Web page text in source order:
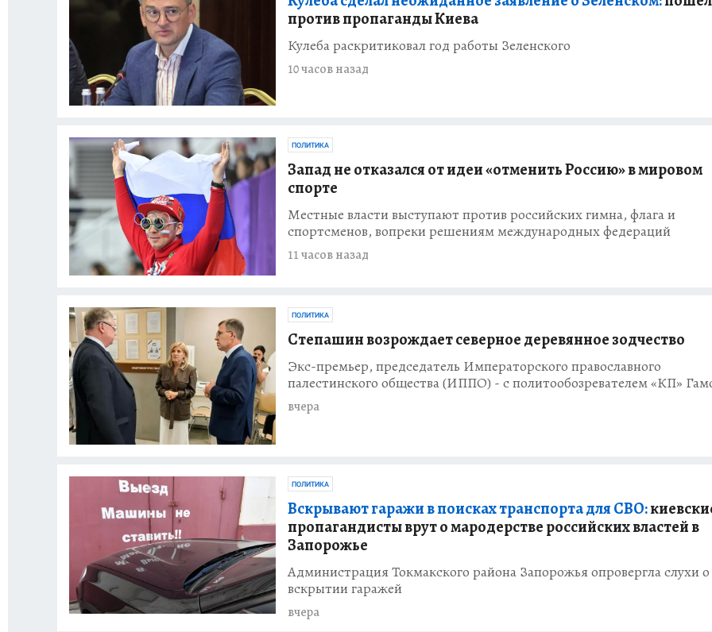
против пропаганды Киева
Кулеба раскритиковал год работы Зеленского
10 часов назад
ПОЛИТИКА
Запад не отказался от идеи «отменить Россию» в мировом
спорте
Местные власти выступают против российских гимна, флага и
спортсменов, вопреки решениям международных федераций
11 часов назад
ПОЛИТИКА
Степашин возрождает северное деревянное зодчество
Экс-премьер, председатель Императорского православного
палестинского общества (ИППО) - с политообозревателем «КП»
вчера
ПОЛИТИКА
Вскрывают гаражи в поисках транспорта для СВО:
пропагандисты врут о мародерстве российских властей в
Запорожье
Администрация Токмакского района Запорожья опровергла слухи о
вскрытии гаражей
вчера